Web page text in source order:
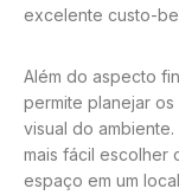
excelente custo-
Além do aspecto
permite planejar
visual do
mais fácil escolher
espaço em um